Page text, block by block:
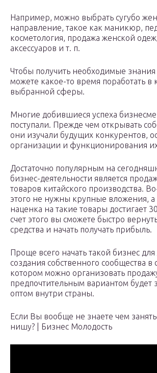
Например, можно выбрать сугубо
направление, такое как маникюр,
косметология, продажа женской
аксессуаров и т. п.
Чтобы получить необходимые
можете какое-то время поработать в
выбранной сферы.
Многие добившиеся успеха
поступали. Прежде чем открывать
они изучали будущих конкурентов,
организации и функционирования
Достаточно популярным на
бизнес-деятельности является
товаров китайского производства.
этого не нужны крупные вложения, а
наценка на такие товары достигает
счет этого вы сможете быстро
средства и начать получать прибыль.
Проще всего начать такой бизнес
создания собственного сообщества в
котором можно организовать
предпочтительным вариантом будет
оптом внутри страны.
Если Вы вообще не знаете чем
нишу? | Бизнес Молодость